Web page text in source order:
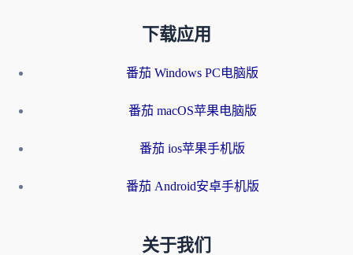
下载应用
番茄 Windows PC电脑版
番茄 macOS苹果电脑版
番茄 ios苹果手机版
番茄 Android安卓手机版
关于我们